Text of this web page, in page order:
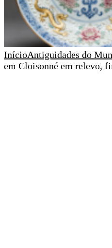
InícioAntiguidades do
em Cloisonné em relevo,